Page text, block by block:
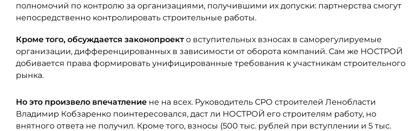
полномочий по контролю за организациями, получившими их допуски: партнерства смогут
непосредственно контролировать строительные работы.
Кроме того, обсуждается законопроекто вступительных взносах в саморегулируемые
организации, дифференцированных в зависимости от оборота компаний. Сам же НОСТРОЙ
добивается права формировать унифицированные требования к участникам строительного
рынка.
Но это произвело впечатление не на всех. Руководитель СРО строителей Ленобласти
Владимир Кобзаренко поинтересовался, даст ли НОСТРОЙ его строителям работу, но
внятного ответа не получил. Кроме того, взносы (500 тыс. рублей при вступлении и 5 тыс.